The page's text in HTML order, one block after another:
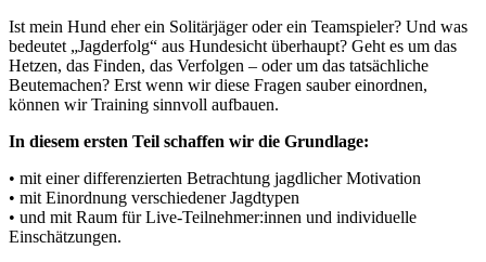
Ist mein Hund eher ein Solitärjäger oder ein Teamspieler? Und was
bedeutet „Jagderfolg“ aus Hundesicht überhaupt? Geht es um das
Hetzen, das Finden, das Verfolgen – oder um das tatsächliche
Beutemachen? Erst wenn wir diese Fragen sauber einordnen,
können wir Training sinnvoll aufbauen.
In diesem ersten Teil schaffen wir die Grundlage:
• mit einer differenzierten Betrachtung jagdlicher Motivation
• mit Einordnung verschiedener Jagdtypen
• und mit Raum für Live-Teilnehmer:innen und individuelle
Einschätzungen.